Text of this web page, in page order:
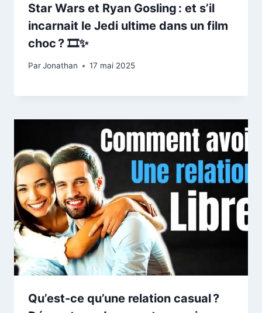
Star Wars et Ryan Gosling : et s’il
incarnait le Jedi ultime dans un film
choc ? 🎞️✨
ParJonathan 17 mai 2025
Qu’est-ce qu’une relation casual ?